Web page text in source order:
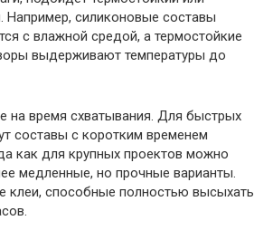
Например, силиконовые составы
с влажной средой, а термостойкие
выдерживают температуры до
на время схватывания. Для быстрых
составы с коротким временем
как для крупных проектов можно
медленные, но прочные варианты.
клеи, способные полностью высыхать